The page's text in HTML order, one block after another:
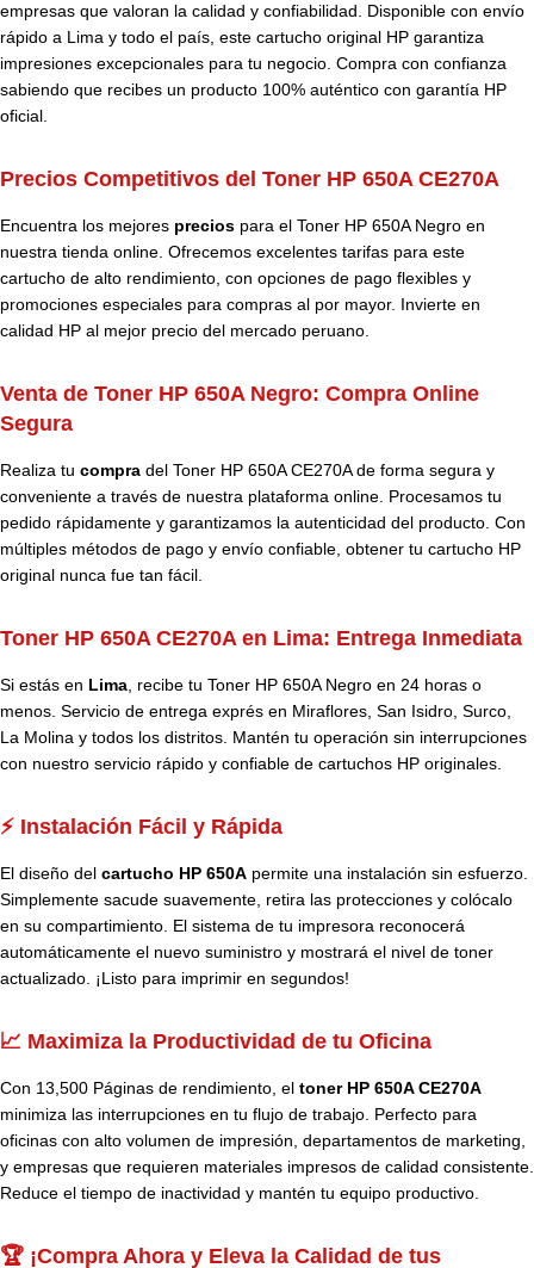
empresas que valoran la calidad y confiabilidad. Disponible con envío
rápido a Lima y todo el país, este cartucho original HP garantiza
impresiones excepcionales para tu negocio. Compra con confianza
sabiendo que recibes un producto 100% auténtico con garantía HP
oficial.
Precios Competitivos del Toner HP 650A CE270A
Encuentra los mejores precios para el Toner HP 650A Negro en
nuestra tienda online. Ofrecemos excelentes tarifas para este
cartucho de alto rendimiento, con opciones de pago flexibles y
promociones especiales para compras al por mayor. Invierte en
calidad HP al mejor precio del mercado peruano.
Venta de Toner HP 650A Negro: Compra Online
Segura
Realiza tu compra del Toner HP 650A CE270A de forma segura y
conveniente a través de nuestra plataforma online. Procesamos tu
pedido rápidamente y garantizamos la autenticidad del producto. Con
múltiples métodos de pago y envío confiable, obtener tu cartucho HP
original nunca fue tan fácil.
Toner HP 650A CE270A en Lima: Entrega Inmediata
Si estás en Lima, recibe tu Toner HP 650A Negro en 24 horas o
menos. Servicio de entrega exprés en Miraflores, San Isidro, Surco,
La Molina y todos los distritos. Mantén tu operación sin interrupciones
con nuestro servicio rápido y confiable de cartuchos HP originales.
⚡ Instalación Fácil y Rápida
El diseño del cartucho HP 650A permite una instalación sin esfuerzo.
Simplemente sacude suavemente, retira las protecciones y colócalo
en su compartimiento. El sistema de tu impresora reconocerá
automáticamente el nuevo suministro y mostrará el nivel de toner
actualizado. ¡Listo para imprimir en segundos!
📈 Maximiza la Productividad de tu Oficina
Con 13,500 Páginas de rendimiento, el toner HP 650A CE270A
minimiza las interrupciones en tu flujo de trabajo. Perfecto para
oficinas con alto volumen de impresión, departamentos de marketing,
y empresas que requieren materiales impresos de calidad consistente.
Reduce el tiempo de inactividad y mantén tu equipo productivo.
🏆 ¡Compra Ahora y Eleva la Calidad de tus